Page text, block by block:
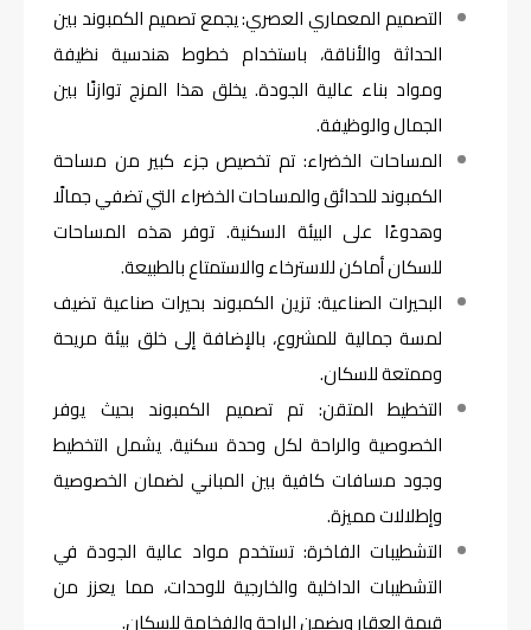
التصميم المعماري العصري: يجمع تصميم الكمبوند بين
الحداثة والأناقة، باستخدام خطوط هندسية نظيفة
ومواد بناء عالية الجودة. يخلق هذا المزج توازنًا بين
الجمال والوظيفة.
المساحات الخضراء: تم تخصيص جزء كبير من مساحة
الكمبوند للحدائق والمساحات الخضراء التي تضفي جمالًا
وهدوءًا على البيئة السكنية. توفر هذه المساحات
للسكان أماكن للاسترخاء والاستمتاع بالطبيعة.
البحيرات الصناعية: تزين الكمبوند بحيرات صناعية تضيف
لمسة جمالية للمشروع، بالإضافة إلى خلق بيئة مريحة
وممتعة للسكان.
التخطيط المتقن: تم تصميم الكمبوند بحيث يوفر
الخصوصية والراحة لكل وحدة سكنية. يشمل التخطيط
وجود مسافات كافية بين المباني لضمان الخصوصية
وإطلالات مميزة.
التشطيبات الفاخرة: تستخدم مواد عالية الجودة في
التشطيبات الداخلية والخارجية للوحدات، مما يعزز من
قيمة العقار ويضمن الراحة والفخامة للسكان.